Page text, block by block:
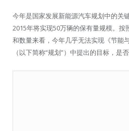
今年是国家发展新能源汽车规划中的关
2015年将实现50万辆的保有量规模。按
和数量来看，今年几乎无法实现《节能
（以下简称“规划”）中提出的目标，是